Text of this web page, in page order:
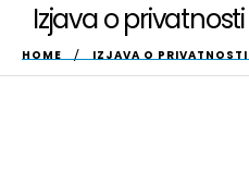
Izjava o privatnosti
HOME IZJAVA O PRIVATNOSTI